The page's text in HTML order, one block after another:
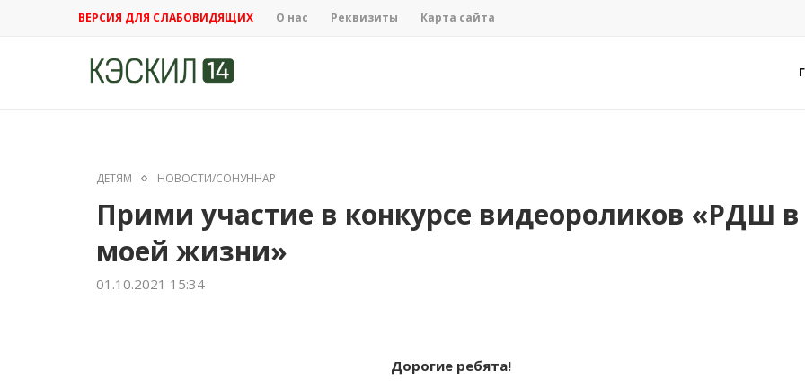
ВЕРСИЯ ДЛЯ СЛАБОВИДЯЩИХ О нас Реквизиты Карта сайта
ДЕТЯМ НОВОСТИ/СОНУННАР
Прими участие в конкурсе видеороликов «РДШ в
моей жизни»
01.10.2021 15:34
Дорогие ребята!